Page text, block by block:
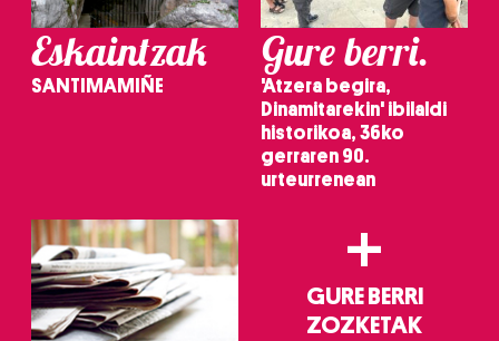
Eskaintzak
SANTIMAMIÑE
Gure berri.
'Atzera begira,
Dinamitarekin' ibilaldi
historikoa, 36ko
gerraren 90.
urteurrenean
+
GURE BERRI
ZOZKETAK